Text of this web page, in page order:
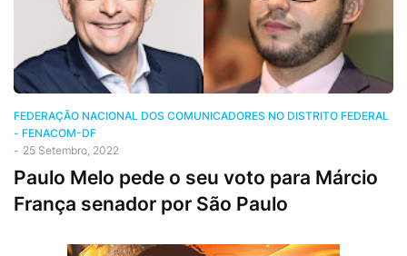
FEDERAÇÃO NACIONAL DOS COMUNICADORES NO DISTRITO FEDERAL
- FENACOM-DF
- 25 Setembro, 2022
Paulo Melo pede o seu voto para Márcio
França senador por São Paulo